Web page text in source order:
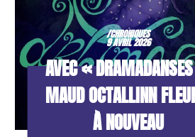
/CHRONIQUES
9 AVRIL 2026
AVEC «
MAUD OCTALLINN
À NOUVEAU